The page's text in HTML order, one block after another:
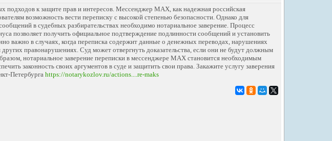
подходов к защите прав и интересов. Мессенджер MAX, как надежная российская
возможность вести переписку с высокой степенью безопасности. Однако для
в судебных разбирательствах необходимо нотариальное заверение. Процесс
позволяет получить официальное подтверждение подлинности сообщений и установить
важно в случаях, когда переписка содержит данные о денежных переводах, нарушениях
других правонарушениях. Суд может отвергнуть доказательства, если они не будут должным
нотариальное заверение переписки в мессенджере MAX становится необходимым
законность своих аргументов в суде и защитить свои права. Закажите услугу заверения
Петербурга https://notarykozlov.ru/actions....re-maks